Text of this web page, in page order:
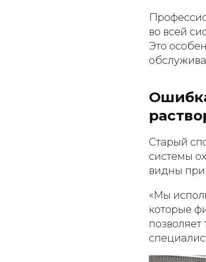
во всей
Это
Старый
системы
видны при
«Мы
которые